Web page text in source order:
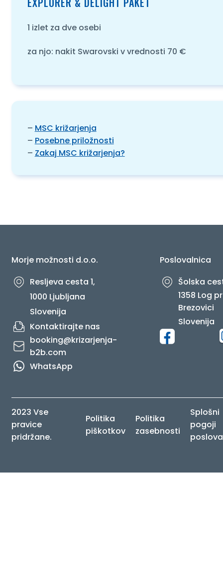
1 izlet za dve osebi
za njo: nakit Swarovski v vrednosti 70 €
– MSC križarjenja
– Posebne priložnosti
– Zakaj MSC križarjenja?
Morje možnosti d.o.o.
Resljeva cesta 1,
1000 Ljubljana
Slovenija
Kontaktirajte nas
booking@krizarjenja-
b2b.com
WhatsApp
Poslovalnica
Šolska
1358 Log
Brezovici
Slovenija
2023 Vse
pravice
pridržane.
Politika
piškotkov
Politika
zasebnosti
Splošni
pogoji